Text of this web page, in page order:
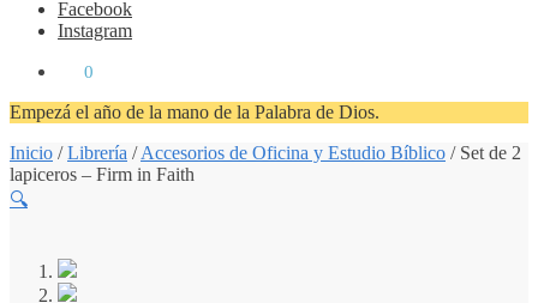
Facebook
Instagram
0
Empezá el año de la mano de la Palabra de Dios.
Inicio /Librería /Accesorios de Oficina y Estudio Bíblico / Set de 2
lapiceros – Firm in Faith
🔍